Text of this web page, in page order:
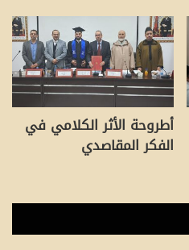
أطروحة الأثر الكلامي في
الفكر المقاصدي